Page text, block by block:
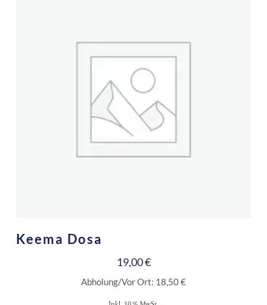
Keema Dosa
19,00€
Abholung/Vor Ort: 18,50€